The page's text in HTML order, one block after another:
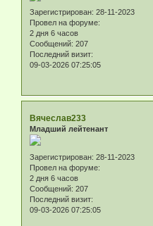
Зарегистрирован: 28-11-2023
Провел на форуме:
2 дня 6 часов
Сообщений: 207
Последний визит:
09-03-2026 07:25:05
Вячеслав233
Младший лейтенант
Зарегистрирован: 28-11-2023
Провел на форуме:
2 дня 6 часов
Сообщений: 207
Последний визит:
09-03-2026 07:25:05